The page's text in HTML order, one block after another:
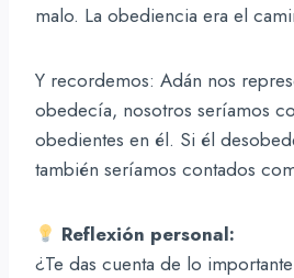
malo. La obediencia era el
Y recordemos: Adán nos
obedecía, nosotros seríamos
obedientes en él. Si él
también seríamos contados
Reflexión personal:
¿Te das cuenta de lo